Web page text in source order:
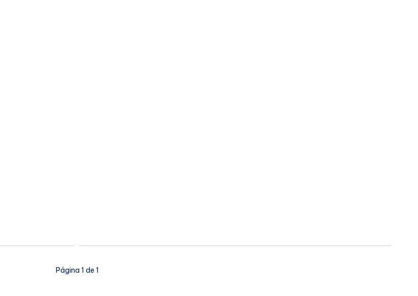
Página 1 de 1